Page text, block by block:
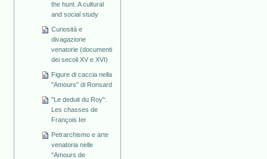
the hunt. A cultural
and social study
Curiosità e
divagazione
venatorie (documenti
dei secoli XV e XVI)
Figure di caccia nella
"Amours" di Ronsard
"Le deduit du Roy":
Les chasses de
François Ier
Petrarchismo e arte
venatoria nelle
"Amours de